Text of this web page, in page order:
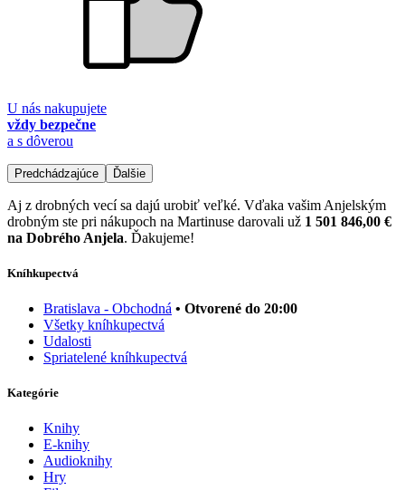
U nás nakupujete
vždy bezpečne
a s dôverou
Predchádzajúce Ďalšie
Aj z drobných vecí sa dajú urobiť veľké. Vďaka vašim Anjelským
drobným ste pri nákupoch na Martinuse darovali už 1 501 846,00 €
na Dobrého Anjela. Ďakujeme!
Kníhkupectvá
Bratislava - Obchodná • Otvorené do 20:00
Všetky kníhkupectvá
Udalosti
Spriatelené kníhkupectvá
Kategórie
Knihy
E-knihy
Audioknihy
Hry